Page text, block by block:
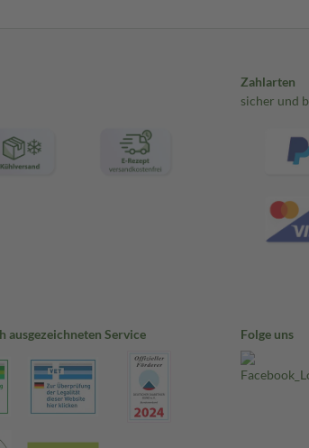
Zahlarten
sicher und
ausgezeichneten Service Folge uns